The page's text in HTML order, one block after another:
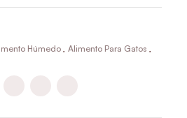
Húmedo Alimento Para Gatos